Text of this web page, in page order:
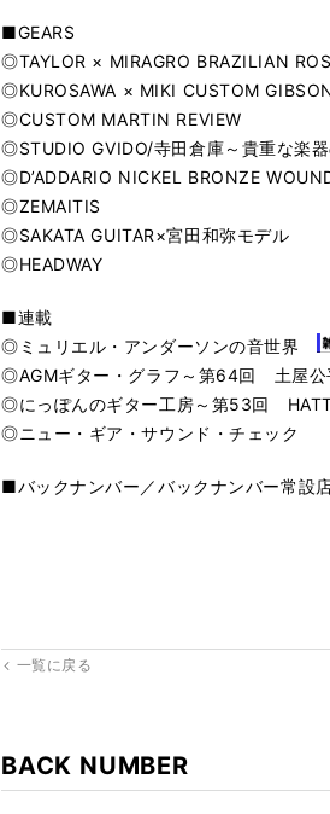
■GEARS
◎TAYLOR × MIRAGRO BRAZILIAN
◎KUROSAWA × MIKI CUSTOM
◎CUSTOM MARTIN REVIEW
◎STUDIO GVIDO/寺田倉庫～貴重な楽
◎D’ADDARIO NICKEL BRONZE
◎ZEMAITIS
◎SAKATA GUITAR×宮田和弥モデル
◎HEADWAY
■連載
◎ミュリエル・アンダーソンの音世界
◎AGMギター・グラフ～第64回 土屋
◎にっぽんのギター工房～第53回
◎ニュー・ギア・サウンド・チェック
■バックナンバー／バックナンバー常設
一覧に戻る
BACK NUMBER